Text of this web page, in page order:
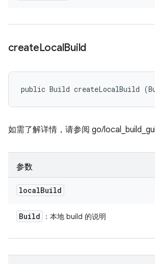
createLocalBuild
public Build createLocalBuild
如需了解详情，请参阅 go/
参数
localBuild
Build ：本地 build 的说明